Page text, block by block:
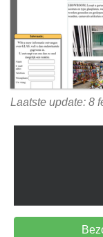
Laatste update: 8